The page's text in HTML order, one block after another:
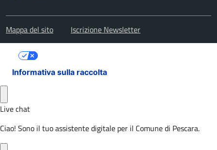
Mappa del sito Iscrizione Newsletter
Informativa sulla raccolta
Le tue preferenze relative alla privacy